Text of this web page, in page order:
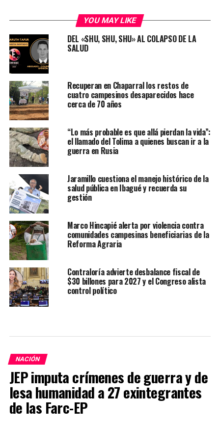
YOU MAY LIKE
DEL «SHU, SHU, SHU» AL COLAPSO DE LA
SALUD
Recuperan en Chaparral los restos de
cuatro campesinos desaparecidos hace
cerca de 70 años
“Lo más probable es que allá pierdan la vida”:
el llamado del Tolima a quienes buscan ir a la
guerra en Rusia
Jaramillo cuestiona el manejo histórico de la
salud pública en Ibagué y recuerda su
gestión
Marco Hincapié alerta por violencia contra
comunidades campesinas beneficiarias de la
Reforma Agraria
Contraloría advierte desbalance fiscal de
$30 billones para 2027 y el Congreso alista
control político
NACIÓN
JEP imputa crímenes de guerra y de
lesa humanidad a 27 exintegrantes
de las Farc-EP